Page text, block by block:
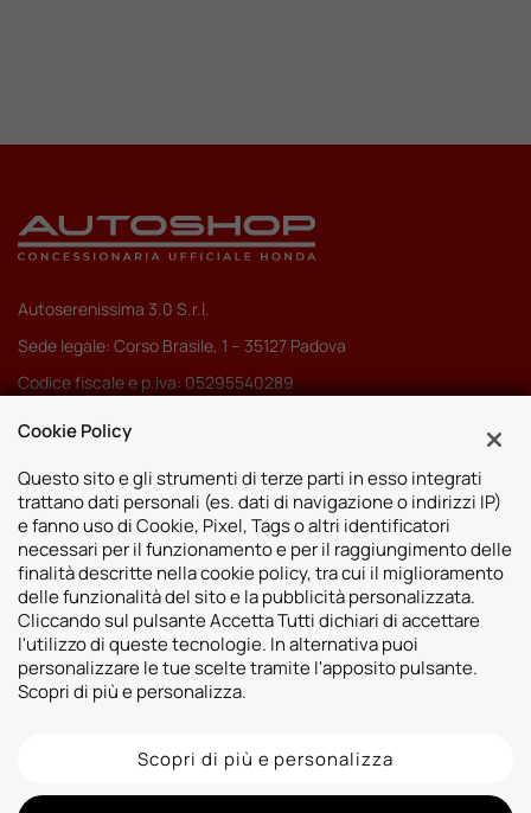
Autoserenissima 3.0 S.r.l.
Sede legale: Corso Brasile, 1 – 35127 Padova
Codice fiscale e p.iva: 05295540289
Pec:autoserenissima3.0srl@legalmail.it
Sedi
Vicenza
Padova
Venezia
Risorse
Contatti
2026 © Autoshop Srl. Tutti i diritti riservati.Privacy Policy
Cookie Policy
Questo sito e gli strumenti di terze parti in esso integrati
trattano dati personali (es. dati di navigazione o indirizzi IP)
e fanno uso di Cookie, Pixel, Tags o altri identificatori
necessari per il funzionamento e per il raggiungimento delle
finalità descritte nella cookie policy, tra cui il miglioramento
delle funzionalità del sito e la pubblicità personalizzata.
Cliccando sul pulsante Accetta Tutti dichiari di accettare
l'utilizzo di queste tecnologie. In alternativa puoi
personalizzare le tue scelte tramite l'apposito pulsante.
Scopri di più e personalizza.
Scopri di più e personalizza